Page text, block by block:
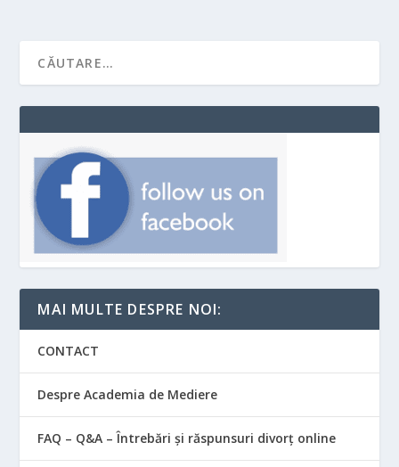
MAI MULTE DESPRE NOI:
CONTACT
Despre Academia de Mediere
FAQ – Q&A – Întrebări și răspunsuri divorț online